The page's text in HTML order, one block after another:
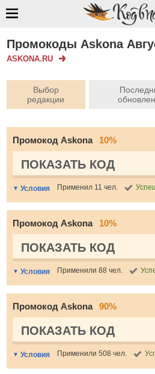
Промокоды Askona
ASKONA.RU
Выбор
редакции
Промокод Askona 10%
ПОКАЗАТЬ КОД
Условия Применил 11 чел.
Промокод Askona 10%
ПОКАЗАТЬ КОД
Условия Применили 88 чел.
Промокод Askona 90%
ПОКАЗАТЬ КОД
Условия Применили 508 чел.